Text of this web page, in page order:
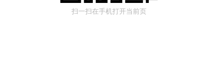
扫一扫在手机打开当前页